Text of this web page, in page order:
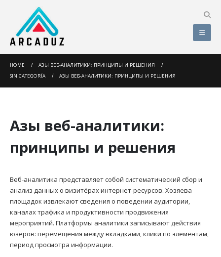
HOME
АЗЫ ВЕБ-АНАЛИТИКИ: ПРИНЦИПЫ И РЕШЕНИЯ
SIN CATEGORÍA
АЗЫ ВЕБ-АНАЛИТИКИ: ПРИНЦИПЫ И РЕШЕНИЯ
Азы веб-аналитики:
принципы и решения
Веб-аналитика представляет собой систематический сбор и
анализ данных о визитёрах интернет-ресурсов. Хозяева
площадок извлекают сведения о поведении аудитории,
каналах трафика и продуктивности продвижения
мероприятий. Платформы аналитики записывают действия
юзеров: перемещения между вкладками, клики по элементам,
период просмотра информации.